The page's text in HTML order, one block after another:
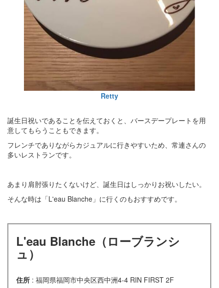
Retty
誕生日祝いであることを伝えておくと、バースデープレートを用
意してもらうこともできます。
フレンチでありながらカジュアルに行きやすいため、常連さんの
多いレストランです。
あまり肩肘張りたくないけど、誕生日はしっかりお祝いしたい。
そんな時は「L'eau Blanche」に行くのもおすすめです。
L'eau Blanche（ローブランシ
ュ）
住所 : 福岡県福岡市中央区西中洲4-4 RIN FIRST 2F